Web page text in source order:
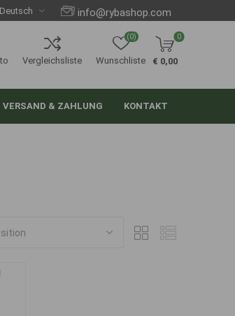
info@rybashop.com
Vergleichsliste Wunschliste
(0) 0
€ 0,00
VERSAND & ZAHLUNG KONTAKT